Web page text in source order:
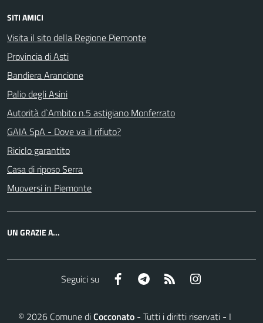
SITI AMICI
Visita il sito della Regione Piemonte
Provincia di Asti
Bandiera Arancione
Palio degli Asini
Autorità d`Ambito n.5 astigiano Monferrato
GAIA SpA - Dove va il rifiuto?
Riciclo garantito
Casa di riposo Serra
Muoversi in Piemonte
UN GRAZIE A...
Seguici su Facebook Telegram RSS
© 2026Comune diCocconato- Tutti i diritti riservati - I